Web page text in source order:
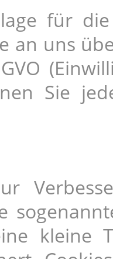
für
an uns
Sie
kleine